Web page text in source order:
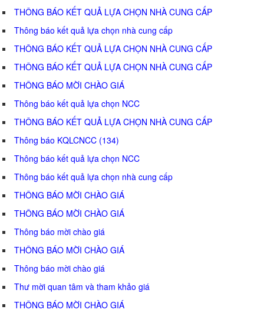
THÔNG BÁO KẾT QUẢ LỰA CHỌN NHÀ CUNG CẤP
Thông báo kết quả lựa chọn nhà cung cấp
THÔNG BÁO KẾT QUẢ LỰA CHỌN NHÀ CUNG CẤP
THÔNG BÁO KẾT QUẢ LỰA CHỌN NHÀ CUNG CẤP
THÔNG BÁO MỜI CHÀO GIÁ
Thông báo kết quả lựa chọn NCC
THÔNG BÁO KẾT QUẢ LỰA CHỌN NHÀ CUNG CẤP
Thông báo KQLCNCC (134)
Thông báo kết quả lựa chọn NCC
Thông báo kết quả lựa chọn nhà cung cấp
THÔNG BÁO MỜI CHÀO GIÁ
THÔNG BÁO MỜI CHÀO GIÁ
Thông báo mời chào giá
THÔNG BÁO MỜI CHÀO GIÁ
Thông báo mời chào giá
Thư mời quan tâm và tham khảo giá
THÔNG BÁO MỜI CHÀO GIÁ